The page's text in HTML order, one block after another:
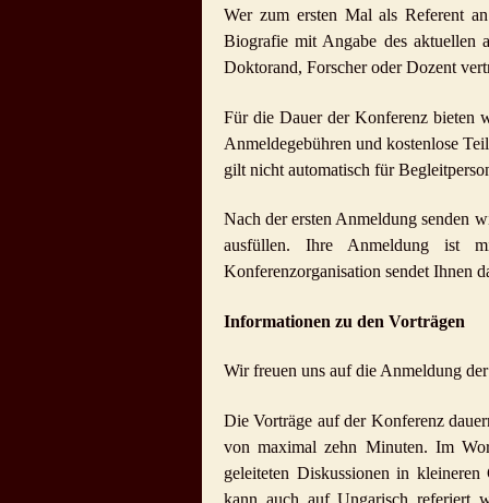
Wer zum ersten Mal als Referent
Biografie mit Angabe des aktuellen
Doktorand, Forscher oder Dozent
Für die Dauer der Konferenz bieten
Anmeldegebühren und kostenlose
gilt nicht automatisch für
Nach der ersten Anmeldung senden
ausfüllen. Ihre Anmeldung ist
Konferenzorganisation sendet Ihnen
Informationen zu den Vorträgen
Wir freuen uns auf die Anmeldung
Die Vorträge auf der Konferenz
von maximal zehn Minuten. Im
geleiteten Diskussionen in
kann auch auf Ungarisch referiert